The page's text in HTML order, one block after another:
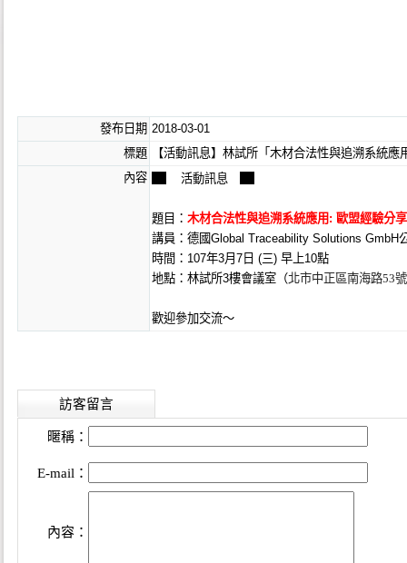
發布日期 2018-03-01
標題
【活動訊息】林試所「木材合法性與追溯系統
內容
活動訊息
題目： 木材合法性與追溯系統應用: 歐盟經驗分享
講員：德國Global Traceability Solutions GmbH
時間：107年3月7日 (三) 早上10點
地點：林試所3樓會議室（北市中正區南海路53號
歡迎參加交流～
訪客留言
暱稱：
E-mail：
內容：